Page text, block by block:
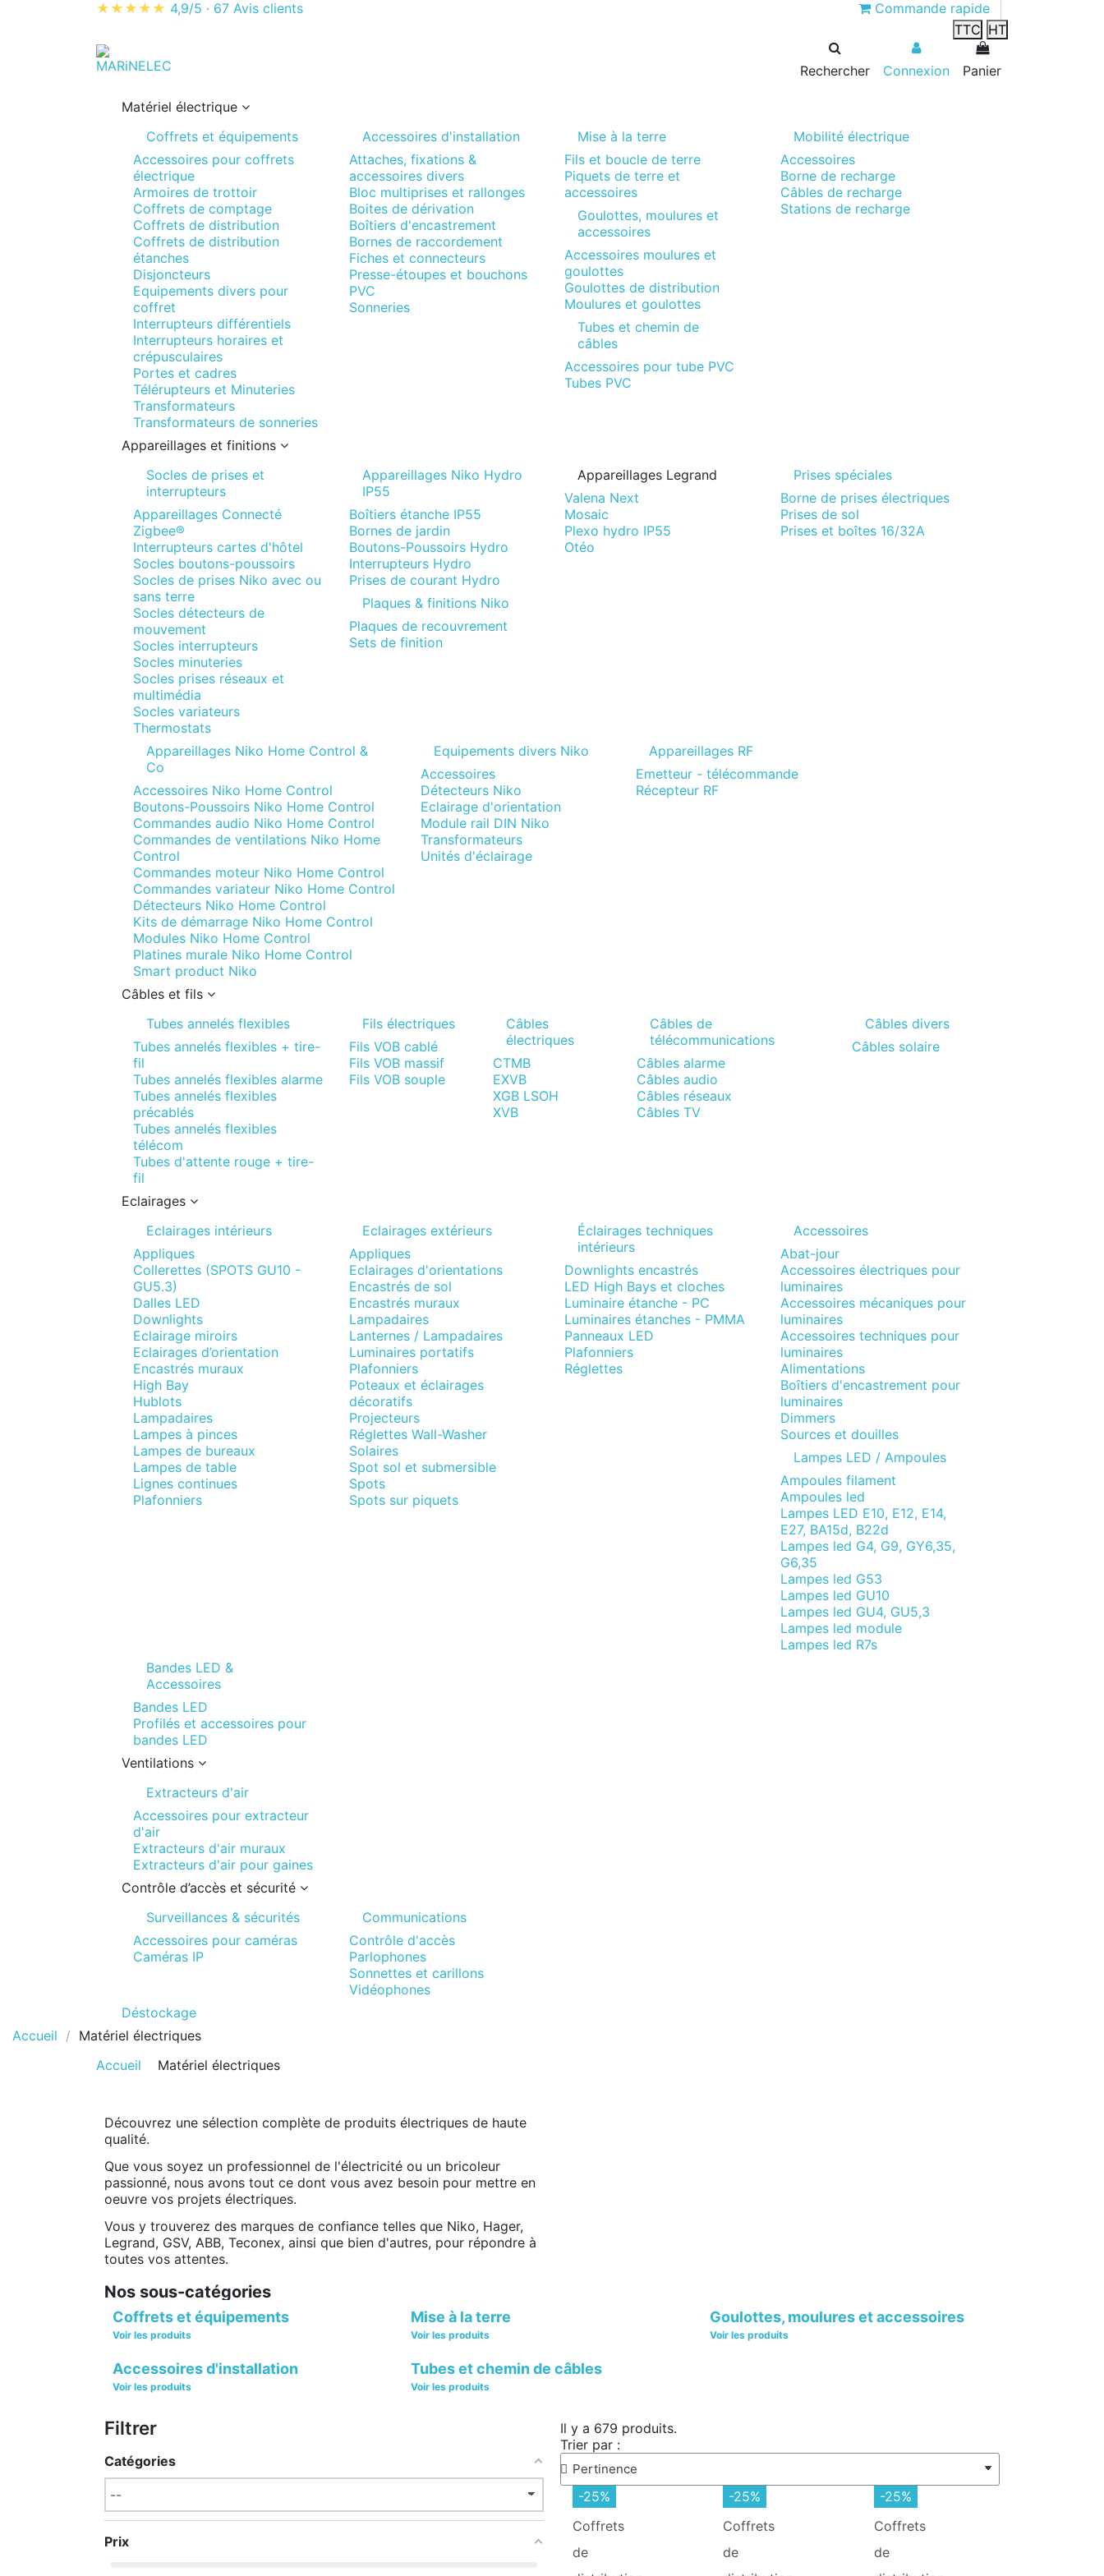
★★★★★ 4,9/5 · 67 Avis clients
Commande rapide
TTC HT
Rechercher Connexion Panier
Matériel électrique
Coffrets et équipements
Accessoires pour coffrets
électrique
Armoires de trottoir
Coffrets de comptage
Coffrets de distribution
Coffrets de distribution
étanches
Disjoncteurs
Equipements divers pour
coffret
Interrupteurs différentiels
Interrupteurs horaires et
crépusculaires
Portes et cadres
Télérupteurs et Minuteries
Transformateurs
Transformateurs de sonneries
Accessoires d'installation
Attaches, fixations &
accessoires divers
Bloc multiprises et rallonges
Boites de dérivation
Boîtiers d'encastrement
Bornes de raccordement
Fiches et connecteurs
Presse-étoupes et bouchons
PVC
Sonneries
Mise à la terre
Fils et boucle de terre
Piquets de terre et
accessoires
Goulottes, moulures et
accessoires
Accessoires moulures et
goulottes
Goulottes de distribution
Moulures et goulottes
Tubes et chemin de
câbles
Accessoires pour tube PVC
Tubes PVC
Mobilité électrique
Accessoires
Borne de recharge
Câbles de recharge
Stations de recharge
Appareillages et finitions
Socles de prises et
interrupteurs
Appareillages Connecté
Zigbee®
Interrupteurs cartes d'hôtel
Socles boutons-poussoirs
Socles de prises Niko avec ou
sans terre
Socles détecteurs de
mouvement
Socles interrupteurs
Socles minuteries
Socles prises réseaux et
multimédia
Socles variateurs
Thermostats
Appareillages Niko Hydro
IP55
Boîtiers étanche IP55
Bornes de jardin
Boutons-Poussoirs Hydro
Interrupteurs Hydro
Prises de courant Hydro
Plaques & finitions Niko
Plaques de recouvrement
Sets de finition
Appareillages Legrand
Valena Next
Mosaic
Plexo hydro IP55
Otéo
Prises spéciales
Borne de prises électriques
Prises de sol
Prises et boîtes 16/32A
Appareillages Niko Home Control &
Co
Accessoires Niko Home Control
Boutons-Poussoirs Niko Home Control
Commandes audio Niko Home Control
Commandes de ventilations Niko Home
Control
Commandes moteur Niko Home Control
Commandes variateur Niko Home Control
Détecteurs Niko Home Control
Kits de démarrage Niko Home Control
Modules Niko Home Control
Platines murale Niko Home Control
Smart product Niko
Equipements divers Niko
Accessoires
Détecteurs Niko
Eclairage d'orientation
Module rail DIN Niko
Transformateurs
Unités d'éclairage
Appareillages RF
Emetteur - télécommande
Récepteur RF
Câbles et fils
Tubes annelés flexibles
Tubes annelés flexibles + tire-
fil
Tubes annelés flexibles alarme
Tubes annelés flexibles
précablés
Tubes annelés flexibles
télécom
Tubes d'attente rouge + tire-
fil
Fils électriques
Fils VOB cablé
Fils VOB massif
Fils VOB souple
Câbles
électriques
CTMB
EXVB
XGB LSOH
XVB
Câbles de
télécommunications
Câbles alarme
Câbles audio
Câbles réseaux
Câbles TV
Câbles divers
Câbles solaire
Eclairages
Eclairages intérieurs
Appliques
Collerettes (SPOTS GU10 -
GU5.3)
Dalles LED
Downlights
Eclairage miroirs
Eclairages d’orientation
Encastrés muraux
High Bay
Hublots
Lampadaires
Lampes à pinces
Lampes de bureaux
Lampes de table
Lignes continues
Plafonniers
Eclairages extérieurs
Appliques
Eclairages d'orientations
Encastrés de sol
Encastrés muraux
Lampadaires
Lanternes / Lampadaires
Luminaires portatifs
Plafonniers
Poteaux et éclairages
décoratifs
Projecteurs
Réglettes Wall-Washer
Solaires
Spot sol et submersible
Spots
Spots sur piquets
Éclairages techniques
intérieurs
Downlights encastrés
LED High Bays et cloches
Luminaire étanche - PC
Luminaires étanches - PMMA
Panneaux LED
Plafonniers
Réglettes
Accessoires
Abat-jour
Accessoires électriques pour
luminaires
Accessoires mécaniques pour
luminaires
Accessoires techniques pour
luminaires
Alimentations
Boîtiers d'encastrement pour
luminaires
Dimmers
Sources et douilles
Lampes LED / Ampoules
Ampoules filament
Ampoules led
Lampes LED E10, E12, E14,
E27, BA15d, B22d
Lampes led G4, G9, GY6,35,
G6,35
Lampes led G53
Lampes led GU10
Lampes led GU4, GU5,3
Lampes led module
Lampes led R7s
Bandes LED &
Accessoires
Bandes LED
Profilés et accessoires pour
bandes LED
Ventilations
Extracteurs d'air
Accessoires pour extracteur
d'air
Extracteurs d'air muraux
Extracteurs d'air pour gaines
Contrôle d’accès et sécurité
Surveillances & sécurités
Accessoires pour caméras
Caméras IP
Communications
Contrôle d'accès
Parlophones
Sonnettes et carillons
Vidéophones
Déstockage
Accueil
Matériel électriques
Accueil
Matériel électriques
Découvrez une sélection complète de produits électriques de haute
qualité.
Que vous soyez un professionnel de l'électricité ou un bricoleur
passionné, nous avons tout ce dont vous avez besoin pour mettre en
oeuvre vos projets électriques.
Vous y trouverez des marques de confiance telles que Niko, Hager,
Legrand, GSV, ABB, Teconex, ainsi que bien d'autres, pour répondre à
toutes vos attentes.
Nos sous-catégories
Coffrets et équipements
Voir les produits
Mise à la terre
Voir les produits
Goulottes, moulures et accessoires
Voir les produits
Accessoires d'installation
Voir les produits
Tubes et chemin de câbles
Voir les produits
Filtrer
Catégories
Prix
Il y a 679 produits.
Trier par :
-25%
Coffrets
de
-25%
Coffrets
de
-25%
Coffrets
de